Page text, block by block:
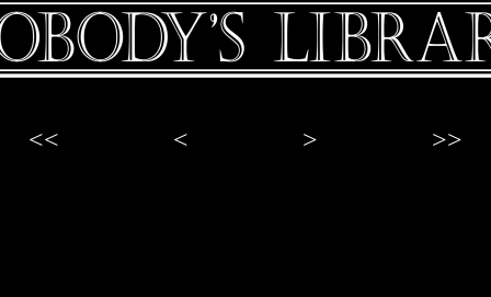
<< < > >>